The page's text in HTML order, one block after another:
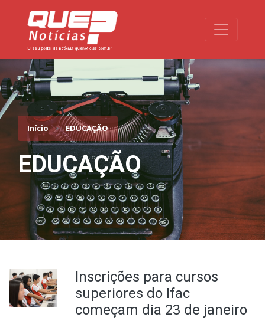
Toggle
Início EDUCAÇÃO
EDUCAÇÃO
Inscrições para cursos
superiores do Ifac
começam dia 23 de janeiro